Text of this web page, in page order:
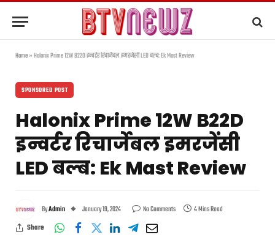
Home»Halonix Prime 12W B22D इन्वर्टर रिचार्जेबल इमरजेंसी LED बल्ब: Ek Mast Review
SPONSORED POST
Halonix Prime 12W B22D
इन्वर्टर रिचार्जेबल इमरजेंसी
LED बल्ब: Ek Mast Review
ByAdmin January 19, 2024 No Comments
4 Mins Read
Share